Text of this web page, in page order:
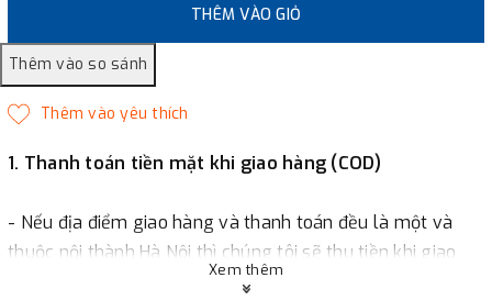
THÊM VÀO GIỎ
1. Thanh toán tiền mặt khi giao hàng (COD)
- Nếu địa điểm giao hàng và thanh toán đều là một và
thuộc nội thành Hà Nội thì chúng tôi sẽ thu tiền khi giao
hàng hoặc khách hàng đặt tiền trước một phần giá trị đơn
Xem thêm